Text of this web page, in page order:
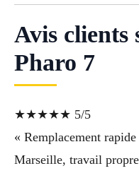
Avis
Pharo 7
★★★★★ 5/5
« Remplacement
Marseille, travail